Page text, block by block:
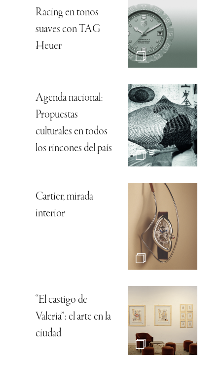
Racing en tonos
suaves con TAG
Heuer
Agenda nacional:
Propuestas
culturales en todos
los rincones del país
Cartier, mirada
interior
“El castigo de
Valeria”: el arte en la
ciudad